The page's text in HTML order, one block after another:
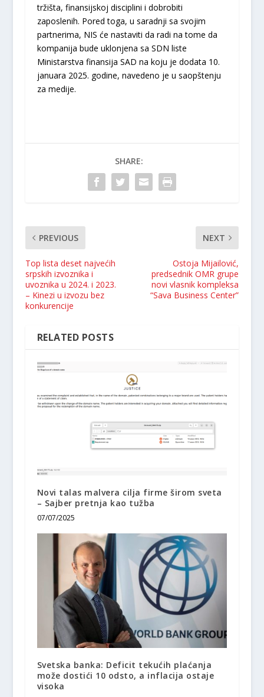
tržišta, finansijskoj disciplini i dobrobiti
zaposlenih. Pored toga, u saradnji sa svojim
partnerima, NIS će nastaviti da radi na tome da
kompanija bude uklonjena sa SDN liste
Ministarstva finansija SAD na koju je dodata 10.
januara 2025. godine, navedeno je u saopštenju
za medije.
SHARE:
PREVIOUS
Top lista deset najvećih
srpskih izvoznika i
uvoznika u 2024. i 2023.
– Kinezi u izvozu bez
konkurencije
NEXT
Ostoja Mijailović,
predsednik OMR grupe
novi vlasnik kompleksa
“Sava Business Center”
RELATED POSTS
Novi talas malvera cilja firme širom sveta
– Sajber pretnja kao tužba
07/07/2025
Svetska banka: Deficit tekućih plaćanja
može dostići 10 odsto, a inflacija ostaje
visoka